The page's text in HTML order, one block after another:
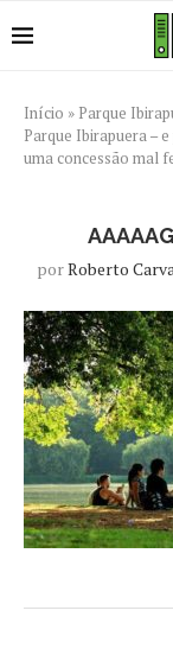
Início » Parque
Parque Ibirapuera –
uma concessão mal
porRoberto